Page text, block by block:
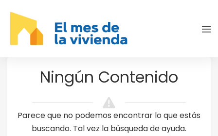
Ningún Contenido
Parece que no podemos encontrar lo que estás
buscando. Tal vez la búsqueda de ayuda.